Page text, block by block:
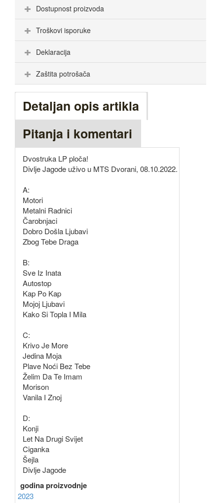
Dostupnost proizvoda
Troškovi isporuke
Deklaracija
Zaštita potrošača
Detaljan opis artikla
Pitanja i komentari
Dvostruka LP ploča!
Divlje Jagode uživo u MTS Dvorani, 08.10.2022.
A:
Motori
Metalni Radnici
Čarobnjaci
Dobro Došla Ljubavi
Zbog Tebe Draga
B:
Sve Iz Inata
Autostop
Kap Po Kap
Mojoj Ljubavi
Kako Si Topla I Mila
C:
Krivo Je More
Jedina Moja
Plave Noći Bez Tebe
Želim Da Te Imam
Morison
Vanila I Znoj
D:
Konji
Let Na Drugi Svijet
Ciganka
Šejla
Divlje Jagode
godina proizvodnje
2023